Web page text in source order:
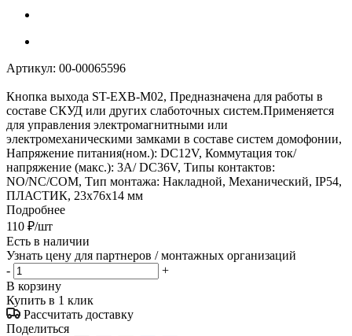
Артикул: 00-00065596
Кнопка выхода ST-EXB-М02, Предназначена для работы в
составе СКУД или других слаботочных систем.Применяется
для управления электромагнитными или
электромеханическими замками в составе систем домофонии,
Напряжение питания(ном.): DC12V, Коммутация ток/
напряжение (макс.): 3А/ DC36V, Типы контактов:
NO/NC/COM, Тип монтажа: Накладной, Механический, IP54,
ПЛАСТИК, 23x76x14 мм
Подробнее
110 ₽/шт
Есть в наличии
Узнать цену для партнеров / монтажных организаций
-
+
В корзину
Купить в 1 клик
Рассчитать доставку
Поделиться